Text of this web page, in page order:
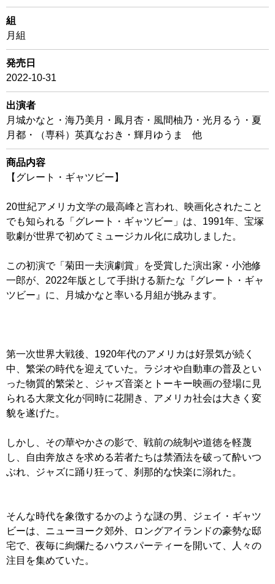
組
月組
発売日
2022-10-31
出演者
月城かなと・海乃美月・鳳月杏・風間柚乃・光月るう・夏
月都・（専科）英真なおき・輝月ゆうま 他
商品内容
【グレート・ギャツビー】
20世紀アメリカ文学の最高峰と言われ、映画化されたこと
でも知られる「グレート・ギャツビー」は、1991年、宝塚
歌劇が世界で初めてミュージカル化に成功しました。
この初演で「菊田一夫演劇賞」を受賞した演出家・小池修
一郎が、2022年版として手掛ける新たな『グレート・ギャ
ツビー』に、月城かなと率いる月組が挑みます。
第一次世界大戦後、1920年代のアメリカは好景気が続く
中、繁栄の時代を迎えていた。ラジオや自動車の普及とい
った物質的繁栄と、ジャズ音楽とトーキー映画の登場に見
られる大衆文化が同時に花開き、アメリカ社会は大きく変
貌を遂げた。
しかし、その華やかさの影で、戦前の統制や道徳を軽蔑
し、自由奔放さを求める若者たちは禁酒法を破って酔いつ
ぶれ、ジャズに踊り狂って、刹那的な快楽に溺れた。
そんな時代を象徴するかのような謎の男、ジェイ・ギャツ
ビーは、ニューヨーク郊外、ロングアイランドの豪勢な邸
宅で、夜毎に絢爛たるハウスパーティーを開いて、人々の
注目を集めていた。